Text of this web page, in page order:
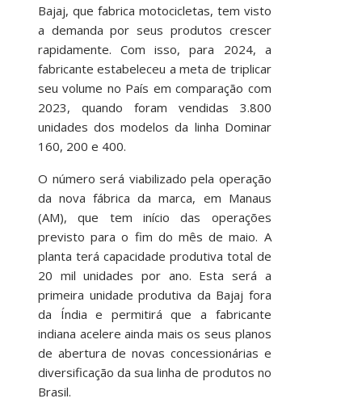
Bajaj, que fabrica motocicletas, tem visto
a demanda por seus produtos crescer
rapidamente. Com isso, para 2024, a
fabricante estabeleceu a meta de triplicar
seu volume no País em comparação com
2023, quando foram vendidas 3.800
unidades dos modelos da linha Dominar
160, 200 e 400.
O número será viabilizado pela operação
da nova fábrica da marca, em Manaus
(AM), que tem início das operações
previsto para o fim do mês de maio. A
planta terá capacidade produtiva total de
20 mil unidades por ano. Esta será a
primeira unidade produtiva da Bajaj fora
da Índia e permitirá que a fabricante
indiana acelere ainda mais os seus planos
de abertura de novas concessionárias e
diversificação da sua linha de produtos no
Brasil.